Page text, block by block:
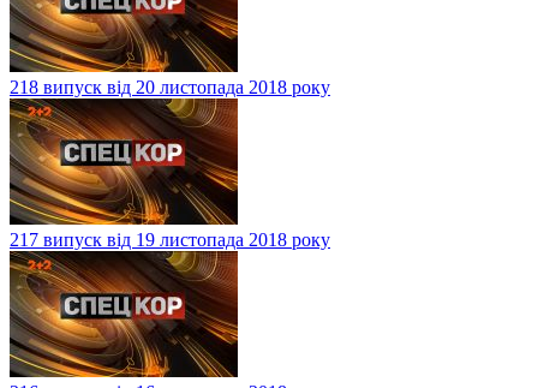
218 випуск від 20 листопада 2018 року
217 випуск від 19 листопада 2018 року